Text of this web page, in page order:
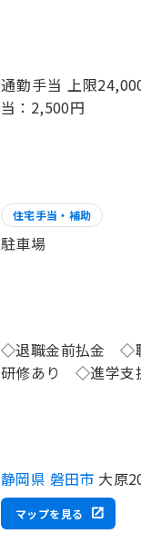
通勤手当 上限
当：2,500円
住宅手当・補助
駐車場
◇退職金前払金 ◇
研修あり ◇進学支
静岡県 磐田市 大原
マップを見る